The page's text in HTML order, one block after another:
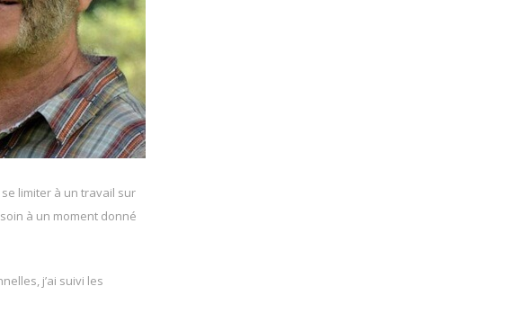
limiter à un travail sur
à un moment donné
j’ai suivi les